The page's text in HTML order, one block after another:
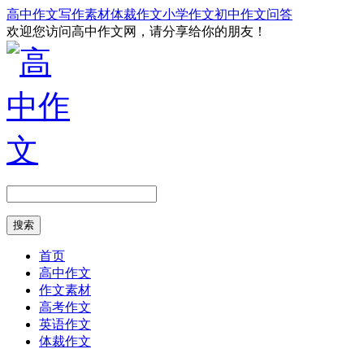
高中作文写作素材体裁作文小学作文初中作文问答
欢迎您访问高中作文网，请分享给你的朋友！
搜索
首页
高中作文
作文素材
高考作文
英语作文
体裁作文